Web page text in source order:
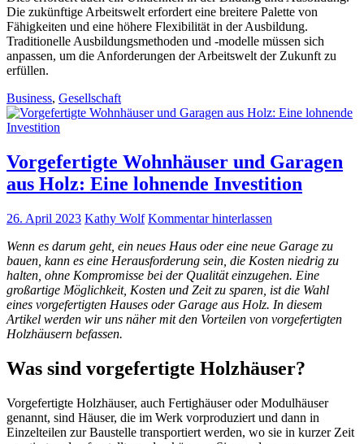
Die zukünftige Arbeitswelt erfordert eine breitere Palette von
Fähigkeiten und eine höhere Flexibilität in der Ausbildung.
Traditionelle Ausbildungsmethoden und -modelle müssen sich
anpassen, um die Anforderungen der Arbeitswelt der Zukunft zu
erfüllen.
Business, Gesellschaft
Vorgefertigte Wohnhäuser und Garagen
aus Holz: Eine lohnende Investition
26. April 2023 Kathy Wolf Kommentar hinterlassen
Wenn es darum geht, ein neues Haus oder eine neue Garage zu
bauen, kann es eine Herausforderung sein, die Kosten niedrig zu
halten, ohne Kompromisse bei der Qualität einzugehen. Eine
großartige Möglichkeit, Kosten und Zeit zu sparen, ist die Wahl
eines vorgefertigten Hauses oder Garage aus Holz. In diesem
Artikel werden wir uns näher mit den Vorteilen von vorgefertigten
Holzhäusern befassen.
Was sind vorgefertigte Holzhäuser?
Vorgefertigte Holzhäuser, auch Fertighäuser oder Modulhäuser
genannt, sind Häuser, die im Werk vorproduziert und dann in
Einzelteilen zur Baustelle transportiert werden, wo sie in kurzer Zeit